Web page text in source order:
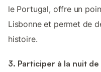
le Portugal, offre un
Lisbonne et permet de
histoire.
3. Participer à la nuit